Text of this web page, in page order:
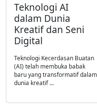
Teknologi AI
dalam Dunia
Kreatif dan Seni
Digital
Teknologi Kecerdasan Buatan
(AI) telah membuka babak
baru yang transformatif dalam
dunia kreatif ...